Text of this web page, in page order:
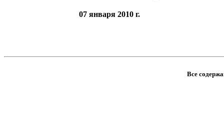
07 января 2010 г.
Все